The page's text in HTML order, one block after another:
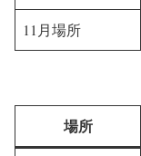
11月場所
場所